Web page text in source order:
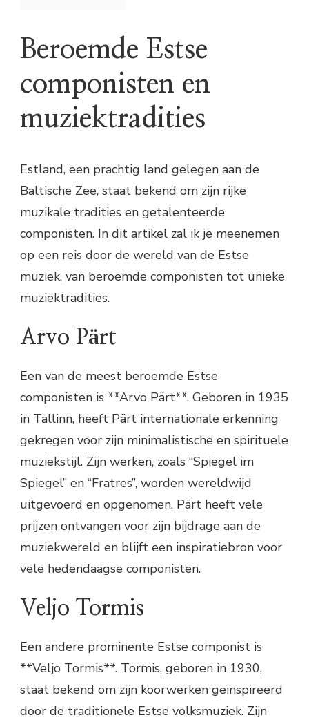
Beroemde Estse
componisten en
muziektradities
Estland, een prachtig land gelegen aan de
Baltische Zee, staat bekend om zijn rijke
muzikale tradities en getalenteerde
componisten. In dit artikel zal ik je meenemen
op een reis door de wereld van de Estse
muziek, van beroemde componisten tot unieke
muziektradities.
Arvo Pärt
Een van de meest beroemde Estse
componisten is **Arvo Pärt**. Geboren in 1935
in Tallinn, heeft Pärt internationale erkenning
gekregen voor zijn minimalistische en spirituele
muziekstijl. Zijn werken, zoals “Spiegel im
Spiegel” en “Fratres”, worden wereldwijd
uitgevoerd en opgenomen. Pärt heeft vele
prijzen ontvangen voor zijn bijdrage aan de
muziekwereld en blijft een inspiratiebron voor
vele hedendaagse componisten.
Veljo Tormis
Een andere prominente Estse componist is
**Veljo Tormis**. Tormis, geboren in 1930,
staat bekend om zijn koorwerken geïnspireerd
door de traditionele Estse volksmuziek. Zijn